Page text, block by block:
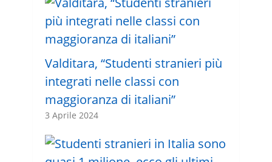
Valditara, “Studenti stranieri più
integrati nelle classi con
maggioranza di italiani”
3 Aprile 2024